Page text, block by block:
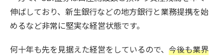
伸ばしており、新生銀行などの地方銀行と業務提携を始
めるなど非常に堅実な経営状態です。
何十年も先を見据えた経営をしているので、 今後も業界